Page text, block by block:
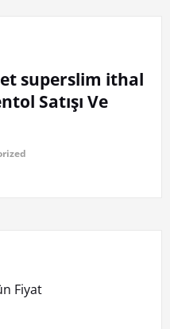
superslim ithal
Satışı Ve
Fiyat